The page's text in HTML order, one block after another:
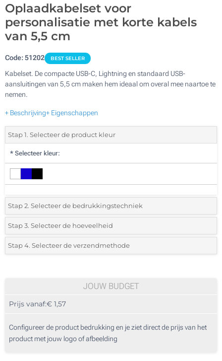
Oplaadkabelset voor
personalisatie met korte kabels
van 5,5 cm
Code:51202 BEST SELLER
Kabelset. De compacte USB-C, Lightning en standaard USB-
aansluitingen van 5,5 cm maken hem ideaal om overal mee naartoe te
nemen.
+ Beschrijving+ Eigenschappen
Stap 1. Selecteer de product kleur
* Selecteer kleur:
Stap 2. Selecteer de bedrukkingstechniek
*Selecteer de bedrukking en kleuren van het logo:
1 Kleur (Aan een kant)
3 Kleuren (Aan een kant)
Zonder opdruk
Stap 3. Selecteer de hoeveelheid
*Selecteer uit de lijst of voeg het gewenste aantal in
50
250
Stap 4. Selecteer de verzendmethode
JOUW BUDGET
Prijs vanaf:€ 1,57
Configureer de product bedrukking en je ziet direct de prijs van het
product met jouw logo of afbeelding